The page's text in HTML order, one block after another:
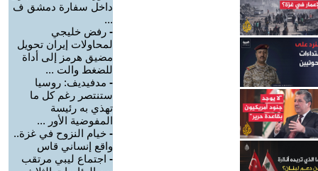
داخل سفارة دمشق ف
...
- رفض خليجي
لمحاولات إيران تحويل
مضيق هرمز إلى أداة
للضغط والت ...
- مدفيديف: روسيا
ستنتصر رغم كل ما
تهذي به رئيسة
المفوضية الأور ...
- خيام النزوح في غزة..
واقع إنساني قاس
- اجتماع ليبي مرتقب